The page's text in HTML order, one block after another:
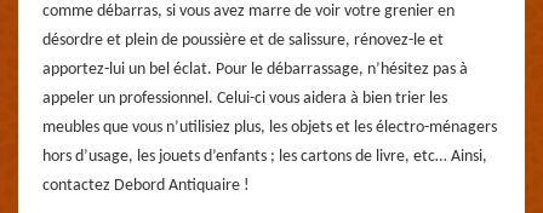
comme débarras, si vous avez marre de voir votre grenier en
désordre et plein de poussière et de salissure, rénovez-le et
apportez-lui un bel éclat. Pour le débarrassage, n’hésitez pas à
appeler un professionnel. Celui-ci vous aidera à bien trier les
meubles que vous n’utilisiez plus, les objets et les électro-ménagers
hors d’usage, les jouets d’enfants ; les cartons de livre, etc… Ainsi,
contactez Debord Antiquaire !